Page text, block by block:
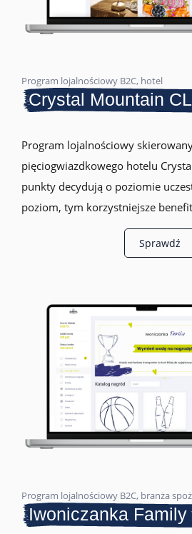
Program lojalnościowy B2C, hotel
Crystal Mountain
Program lojalnościowy
pięciogwiazdkowego hotelu
punkty decydują o poziomie
poziom, tym korzystniejsze
Sprawdź
Program lojalnościowy B2C, branża
Iwoniczanka Family